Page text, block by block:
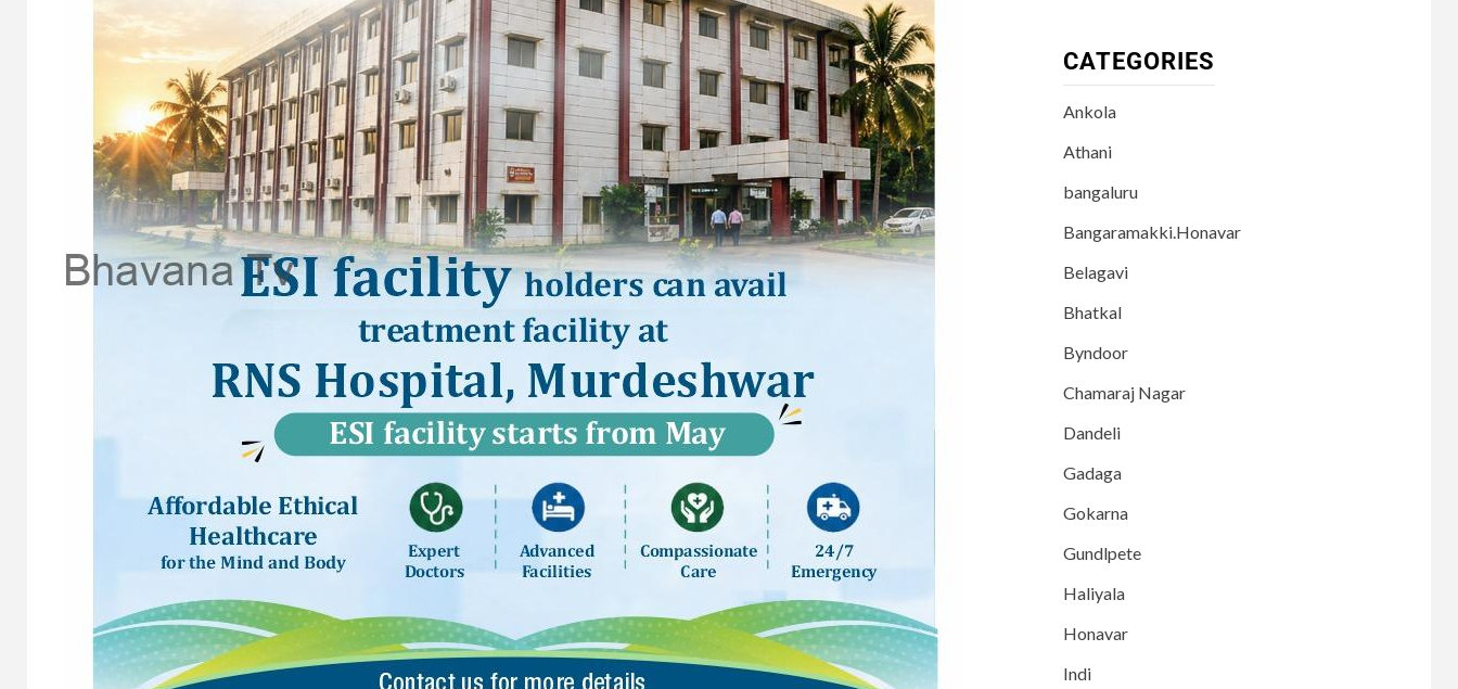
CATEGORIES
Ankola
Athani
bangaluru
Bangaramakki.Honavar
Belagavi
Bhatkal
Byndoor
Chamaraj Nagar
Dandeli
Gadaga
Gokarna
Gundlpete
Haliyala
Honavar
Indi